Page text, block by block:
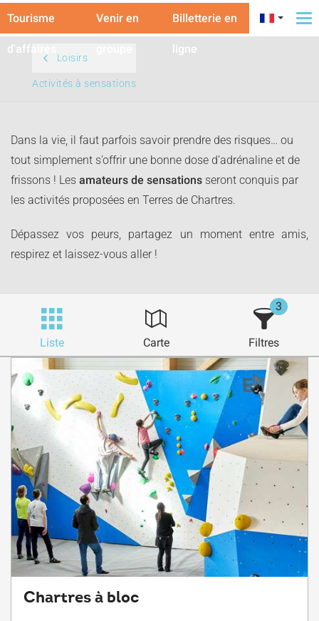
Tourisme
d'affaires
Venir en Billetterie en
ligne
Loisirs
Activités à sensations
Dans la vie, il faut parfois savoir prendre des risques… ou
tout simplement s’offrir une bonne dose d’adrénaline et de
frissons ! Les amateurs de sensations seront conquis par
les activités proposées en Terres de Chartres.
Dépassez vos peurs, partagez un moment entre amis,
respirez et laissez-vous aller !
Liste Carte Filtres
3
Chartres à bloc